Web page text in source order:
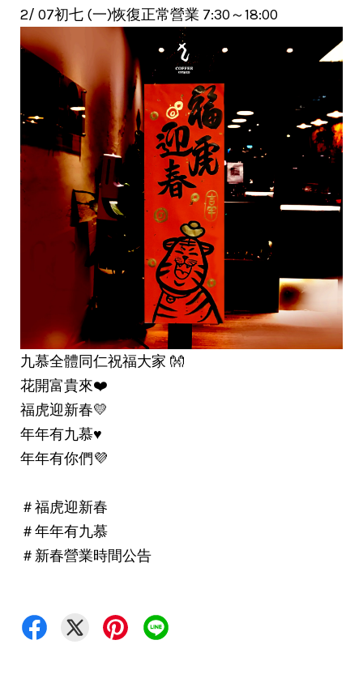
2/ 07初七 (一)恢復正常營業 7:30～18:00
九慕全體同仁祝福大家 👐
花開富貴來❤️
福虎迎新春💛
年年有九慕♥️
年年有你們💜
＃福虎迎新春
＃年年有九慕
＃新春營業時間公告